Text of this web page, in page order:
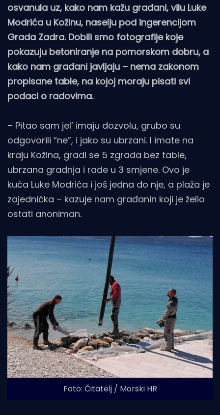
osvanula uz, kako nam kažu građani, vilu Luke
Modrića u Kožinu, naselju pod ingerencijom
Grada Zadra. Dobili smo fotografije koje
pokazuju betoniranje na pomorskom dobru, a
kako nam građani javljaju – nema zakonom
propisane table, na kojoj moraju pisati svi
podaci o radovima.
– Pitao sam jel’ imaju dozvolu, grubo su
odgovorili “ne”, i jako su ubrzani. I imate na
kraju Kožina, gradi se 5 zgrada bez table,
ubrzana gradnja i rade u 3 smjene. Ovo je
kuća Luke Modrića i još jedna do nje, a plaža je
zajednička – kazuje nam građanin koji je želio
ostati anoniman.
Foto: Čitatelj / Morski HR